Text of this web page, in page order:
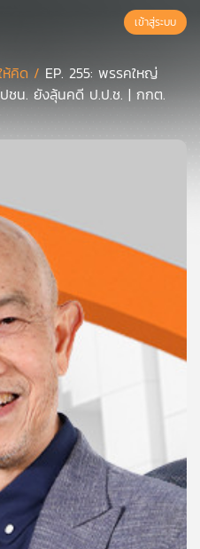
เข้าสู่ระบบ
ห้คิด / EP. 255: พรรคใหญ่
ชน. ยังลุ้นคดี ป.ป.ช. | กกต.